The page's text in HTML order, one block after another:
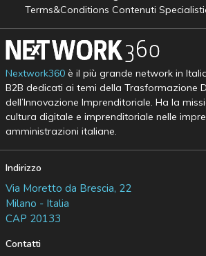
Terms&Conditions Contenuti
Nextwork360è il più grande network in
B2B dedicati ai temi della Trasformazione
dell’Innovazione Imprenditoriale. Ha la
cultura digitale e imprenditoriale nelle
amministrazioni italiane.
Indirizzo
Via Moretto da Brescia, 22
Milano - Italia
CAP 20133
Contatti